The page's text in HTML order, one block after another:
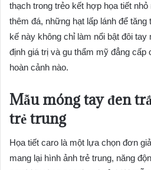
thạch trong trẻo kết hợp họa tiết
thêm đá, những hạt lấp lánh để
kế này không chỉ làm nổi bật đôi tay
định giá trị và gu thẩm mỹ đẳng cấp
hoàn cảnh nào.
Mẫu móng tay đen
trẻ trung
Họa tiết caro là một lựa chọn đơn
mang lại hình ảnh trẻ trung, năng